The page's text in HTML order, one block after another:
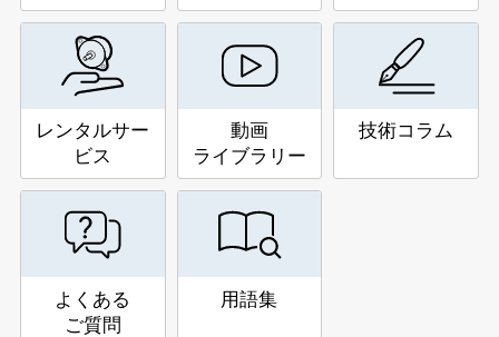
レンタルサー
ビス
動画
ライブラリー
技術コラム
よくある
ご質問
用語集